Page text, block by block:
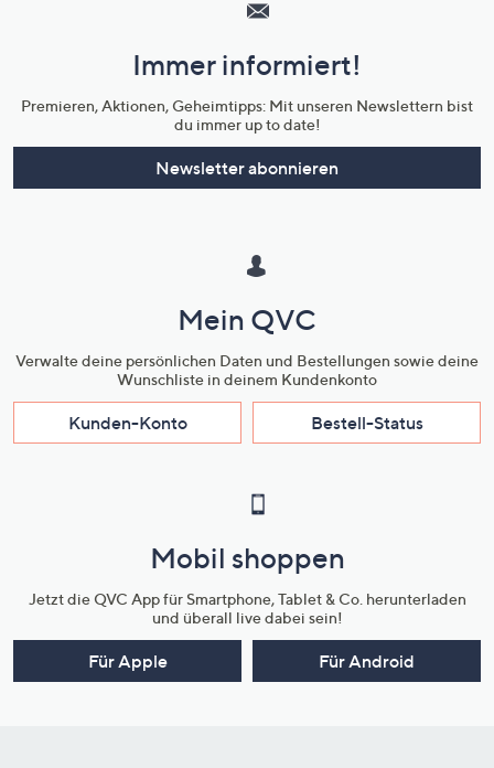
Unternehmensinformationen
Immer informiert!
Premieren, Aktionen, Geheimtipps: Mit unseren Newslettern bist
du immer up to date!
Newsletter abonnieren
Mein QVC
Verwalte deine persönlichen Daten und Bestellungen sowie deine
Wunschliste in deinem Kundenkonto
Kunden-Konto Bestell-Status
Mobil shoppen
Jetzt die QVC App für Smartphone, Tablet & Co. herunterladen
und überall live dabei sein!
Für Apple Für Android